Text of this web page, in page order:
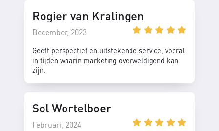
Rogier van Kralingen
December, 2023
Geeft perspectief en uitstekende service, vooral
in tijden waarin marketing overweldigend kan
zijn.
Sol Wortelboer
Februari, 2024